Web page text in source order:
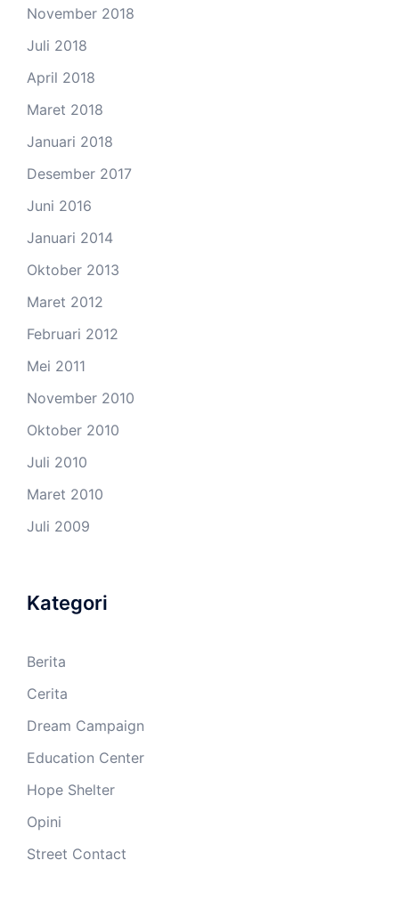
November 2018
Juli 2018
April 2018
Maret 2018
Januari 2018
Desember 2017
Juni 2016
Januari 2014
Oktober 2013
Maret 2012
Februari 2012
Mei 2011
November 2010
Oktober 2010
Juli 2010
Maret 2010
Juli 2009
Kategori
Berita
Cerita
Dream Campaign
Education Center
Hope Shelter
Opini
Street Contact